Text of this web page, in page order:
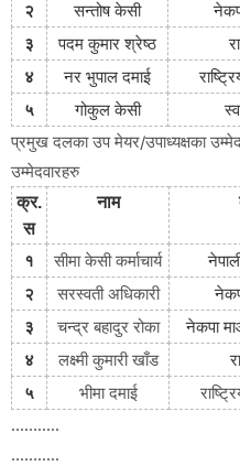
२
सन्तोष केसी
३
पदम कुमार श्रेष्ठ
४
नर भुपाल दमाई
५
गोकुल केसी
प्रमुख दलका उप मेयर/उपाध्यक्षका
उम्मेदवारहरु
क्र.
स
नाम
१ सीमा केसी कर्माचार्य
२
सरस्वती अधिकारी
३
चन्द्र बहादुर रोका नेकपा
४
लक्ष्मी कुमारी खाँड
५
भीमा दमाई
...........
...........